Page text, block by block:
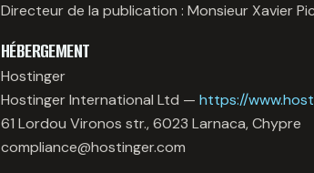
Directeur de la publication : Monsieur Xavier
HÉBERGEMENT
Hostinger
Hostinger International Ltd — https://
61 Lordou Vironos str., 6023 Larnaca, Chypre
compliance@hostinger.com